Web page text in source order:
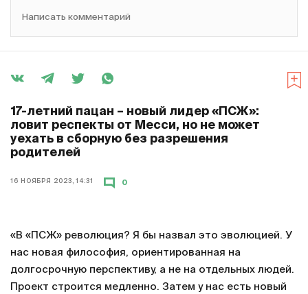
Написать комментарий
17-летний пацан – новый лидер «ПСЖ»:
ловит респекты от Месси, но не может
уехать в сборную без разрешения
родителей
16 НОЯБРЯ 2023, 14:31 0
«В «ПСЖ» революция? Я бы назвал это эволюцией. У
нас новая философия, ориентированная на
долгосрочную перспективу, а не на отдельных людей.
Проект строится медленно. Затем у нас есть новый